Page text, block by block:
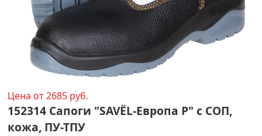
Цена от 2685 руб.
152314 Сапоги "SAVЁL-Европа Р" с СОП,
кожа, ПУ-ТПУ